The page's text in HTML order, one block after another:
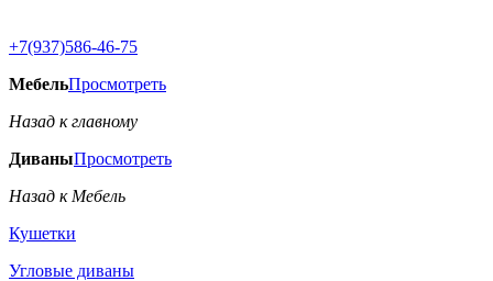
+7(937)586-46-75
МебельПросмотреть
Назад к главному
ДиваныПросмотреть
Назад к Мебель
Кушетки
Угловые диваны